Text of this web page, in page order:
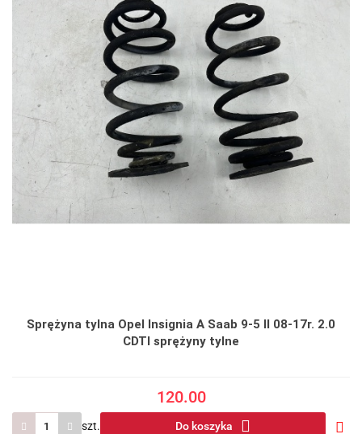
Sprężyna tylna Opel Insignia A Saab 9-5 II 08-17r. 2.0
CDTI sprężyny tylne
120.00
szt. Do koszyka